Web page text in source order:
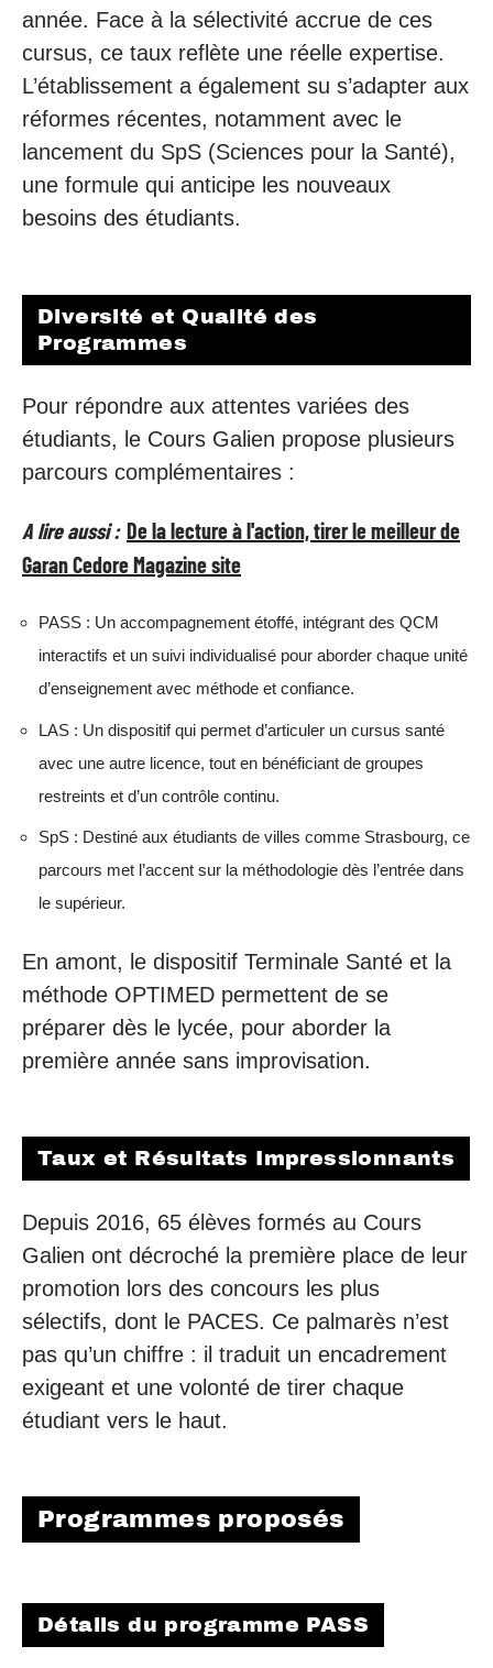
année. Face à la sélectivité accrue de ces
cursus, ce taux reflète une réelle expertise.
L’établissement a également su s’adapter aux
réformes récentes, notamment avec le
lancement du SpS (Sciences pour la Santé),
une formule qui anticipe les nouveaux
besoins des étudiants.
Diversité et Qualité des
Programmes
Pour répondre aux attentes variées des
étudiants, le Cours Galien propose plusieurs
parcours complémentaires :
A lire aussi : De la lecture à l'action, tirer le meilleur de
Garan Cedore Magazine site
PASS : Un accompagnement étoffé, intégrant des QCM
interactifs et un suivi individualisé pour aborder chaque unité
d’enseignement avec méthode et confiance.
LAS : Un dispositif qui permet d’articuler un cursus santé
avec une autre licence, tout en bénéficiant de groupes
restreints et d’un contrôle continu.
SpS : Destiné aux étudiants de villes comme Strasbourg, ce
parcours met l’accent sur la méthodologie dès l’entrée dans
le supérieur.
En amont, le dispositif Terminale Santé et la
méthode OPTIMED permettent de se
préparer dès le lycée, pour aborder la
première année sans improvisation.
Taux et Résultats Impressionnants
Depuis 2016, 65 élèves formés au Cours
Galien ont décroché la première place de leur
promotion lors des concours les plus
sélectifs, dont le PACES. Ce palmarès n’est
pas qu’un chiffre : il traduit un encadrement
exigeant et une volonté de tirer chaque
étudiant vers le haut.
Programmes proposés
Détails du programme PASS